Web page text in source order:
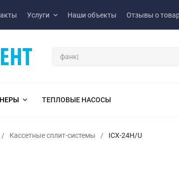
Услуги Наши объекты Отзывы о
ТЕПЛОВЫЕ НАСОСЫ
/ Кассетные сплит-системы / ICX-24H/U